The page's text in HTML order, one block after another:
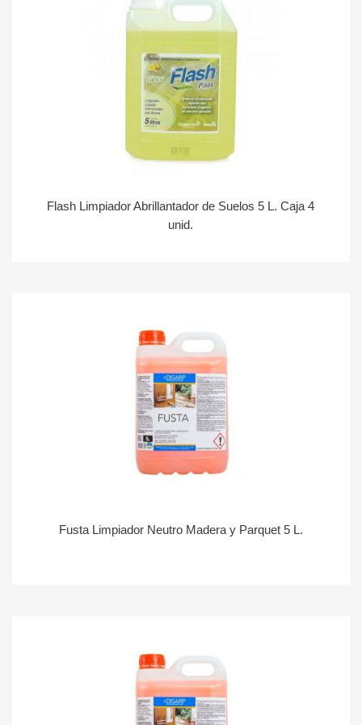
Flash Limpiador Abrillantador de Suelos 5 L. Caja 4
unid.
Fusta Limpiador Neutro Madera y Parquet 5 L.